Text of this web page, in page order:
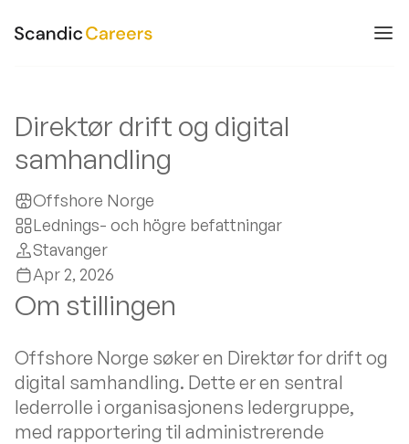
Direktør drift og digital
samhandling
Offshore Norge
Lednings- och högre befattningar
Stavanger
Apr 2, 2026
Om stillingen
Offshore Norge søker en Direktør for drift og
digital samhandling. Dette er en sentral
lederrolle i organisasjonens ledergruppe,
med rapportering til administrerende